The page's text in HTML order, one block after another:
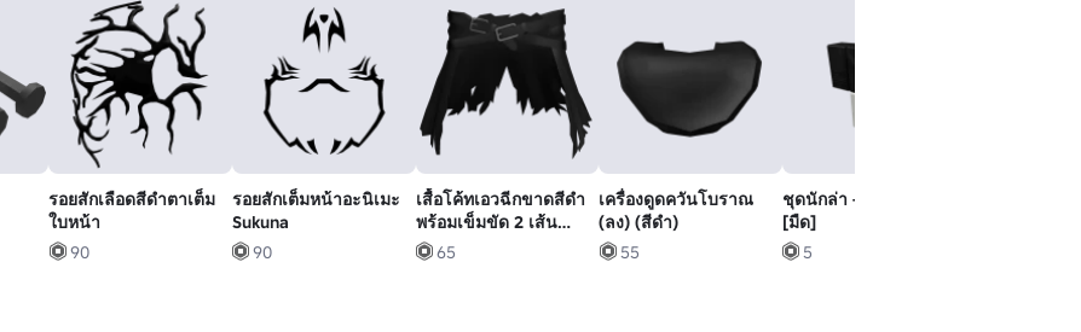
รอยสักเลือดสีดำตาเต็ม
ใบหน้า
90
รอยสักเต็มหน้าอะนิเมะ
Sukuna
90
เสื้อโค้ทเอวฉีกขาดสีดํา
พร้อมเข็มขัด 2 เส้น
[1.0]
65
เครื่องดูดควันโบราณ
(ลง) (สีดํา)
55
ชุดนักล่า - Bloodborne
[มืด]
5